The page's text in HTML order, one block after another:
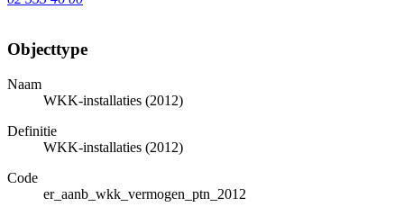
Objecttype
Naam
WKK-installaties (2012)
Definitie
WKK-installaties (2012)
Code
er_aanb_wkk_vermogen_ptn_2012